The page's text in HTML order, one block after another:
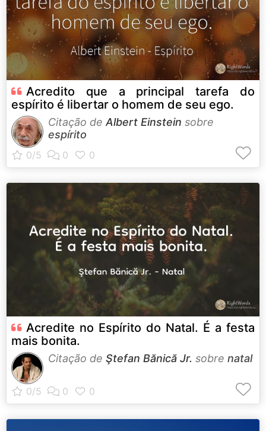
Acredito que a principal tarefa do
espírito é libertar o homem de seu ego.
Citação deAlbert Einstein sobre
espírito
Acredite no Espírito do Natal. É a festa
mais bonita.
Citação de Ştefan Bănică Jr. sobre natal